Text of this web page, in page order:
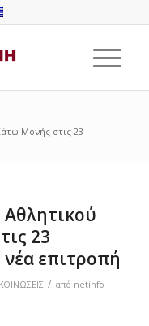
Μονής στις 23
Αθλητικού
23
επιτροπή
/ από netinfo